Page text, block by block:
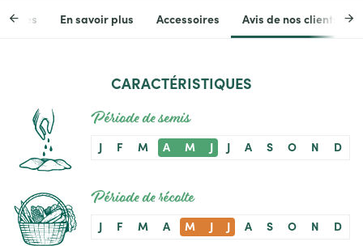
En savoir plus Accessoires Avis de nos clients
CARACTÉRISTIQUES
Période de semis
J F M A M J J A S O N D
Période de récolte
J F M A M J J A S O N D